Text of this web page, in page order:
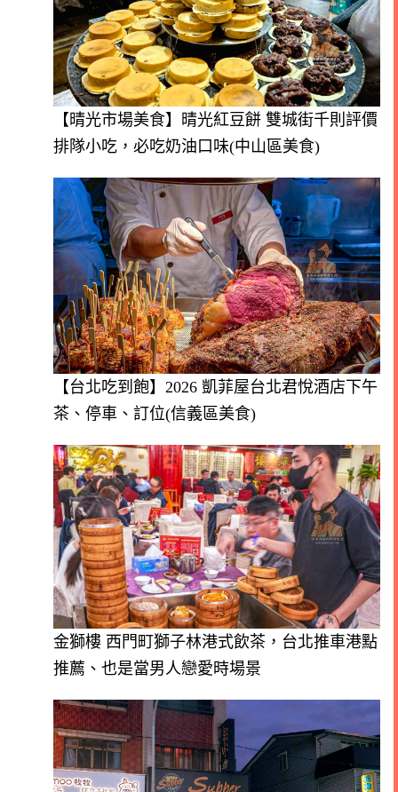
【晴光市場美食】晴光紅豆餅 雙城街千則評價
排隊小吃，必吃奶油口味(中山區美食)
【台北吃到飽】2026 凱菲屋台北君悅酒店下午
茶、停車、訂位(信義區美食)
金獅樓 西門町獅子林港式飲茶，台北推車港點
推薦、也是當男人戀愛時場景